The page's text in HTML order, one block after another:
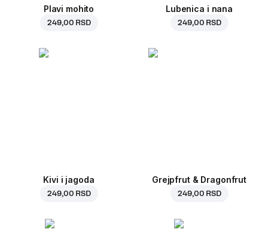
Plavi mohito
249,00 RSD
Lubenica i nana
249,00 RSD
Kivi i jagoda
249,00 RSD
Grejpfrut & Dragonfrut
249,00 RSD